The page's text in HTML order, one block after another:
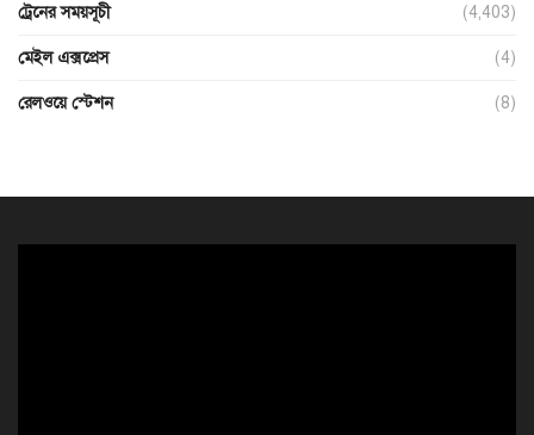
ট্রেনের সময়সূচী (4,403)
মেইল এক্সপ্রেস (4)
রেলওয়ে স্টেশন (8)